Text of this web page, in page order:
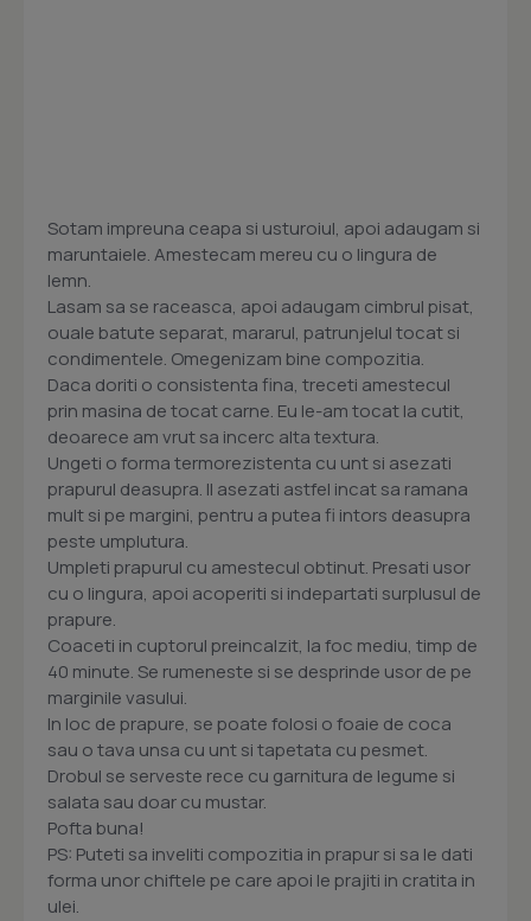
Sotam impreuna ceapa si usturoiul, apoi adaugam si
maruntaiele. Amestecam mereu cu o lingura de
lemn.
Lasam sa se raceasca, apoi adaugam cimbrul pisat,
ouale batute separat, mararul, patrunjelul tocat si
condimentele. Omegenizam bine compozitia.
Daca doriti o consistenta fina, treceti amestecul
prin masina de tocat carne. Eu le-am tocat la cutit,
deoarece am vrut sa incerc alta textura.
Ungeti o forma termorezistenta cu unt si asezati
prapurul deasupra. Il asezati astfel incat sa ramana
mult si pe margini, pentru a putea fi intors deasupra
peste umplutura.
Umpleti prapurul cu amestecul obtinut. Presati usor
cu o lingura, apoi acoperiti si indepartati surplusul de
prapure.
Coaceti in cuptorul preincalzit, la foc mediu, timp de
40 minute. Se rumeneste si se desprinde usor de pe
marginile vasului.
In loc de prapure, se poate folosi o foaie de coca
sau o tava unsa cu unt si tapetata cu pesmet.
Drobul se serveste rece cu garnitura de legume si
salata sau doar cu mustar.
Pofta buna!
PS: Puteti sa inveliti compozitia in prapur si sa le dati
forma unor chiftele pe care apoi le prajiti in cratita in
ulei.